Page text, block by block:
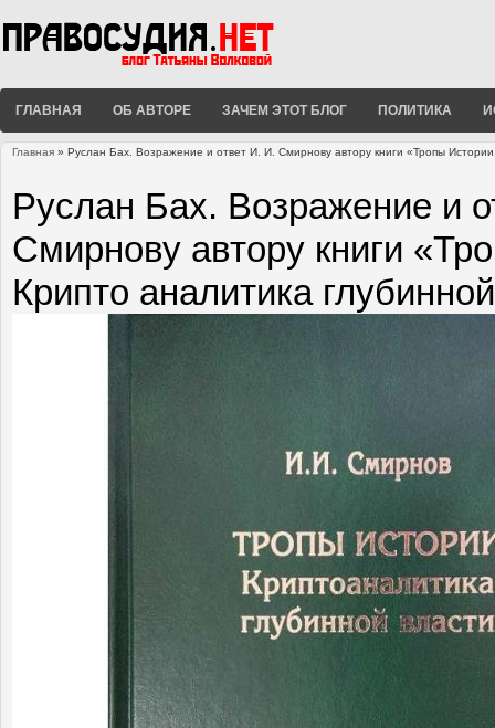
ГЛАВНАЯ ОБ АВТОРЕ ЗАЧЕМ ЭТОТ БЛОГ ПОЛИТИКА
Главная » Руслан Бах. Возражение и ответ И. И. Смирнову автору книги «Тропы
Руслан Бах. Возражение и
Смирнову автору книги
Крипто аналитика